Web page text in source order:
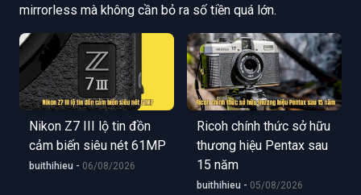
mirrorless mà không cần bỏ ra số tiền quá lớn.
Nikon Z7 III lộ tin đồn
cảm biến siêu nét 61MP
buithihieu - 06/08/2026
Ricoh chính thức sở hữu
thương hiệu Pentax sau
15 năm
buithihieu - 05/08/2026